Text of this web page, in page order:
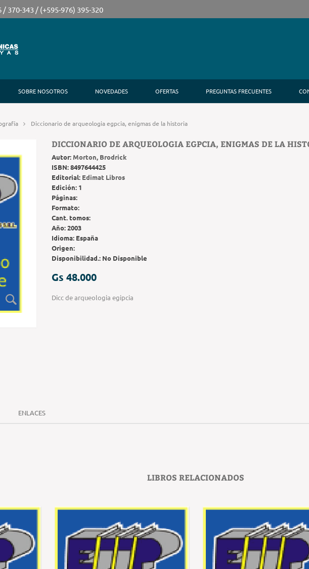
370-343 / (+595-976) 395-320
SOBRE NOSOTROS NOVEDADES OFERTAS PREGUNTAS FRECUENTES
Diccionario de arqueologia egpcia, enigmas de la historia
DICCIONARIO DE ARQUEOLOGIA EGPCIA, ENIGMAS DE LA
Autor: Morton, Brodrick
ISBN:8497644425
Editorial: Edimat Libros
Edición: 1
Páginas:
Formato:
Cant. tomos:
Año:2003
Idioma: España
Origen:
Disponibilidad.: No Disponible
Gs 48.000
Dicc de arqueologia egipcia
ENLACES
LIBROS RELACIONADOS